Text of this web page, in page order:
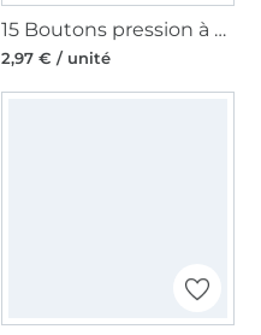
15 Boutons pression à coudre 16 mm, argent
2,97 € / unité